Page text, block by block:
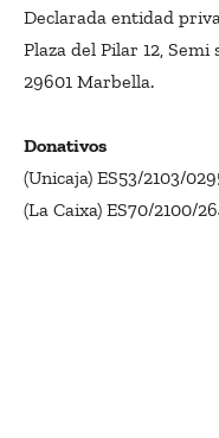
Declarada entidad
Plaza del Pilar 12, Semi
29601 Marbella.
Donativos
(Unicaja) ES53/2103/
(La Caixa) ES70/2100/